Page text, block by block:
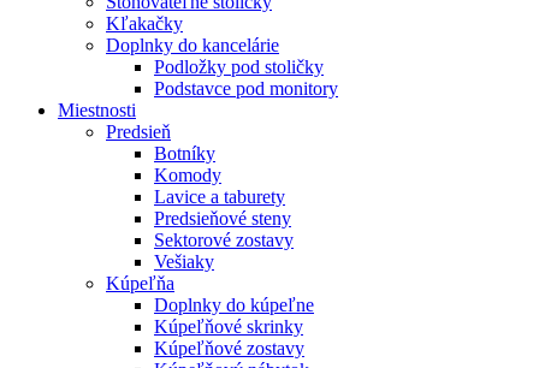
Kľakačky
Doplnky do kancelárie
Podložky pod stoličky
Podstavce pod monitory
Miestnosti
Predsieň
Botníky
Komody
Lavice a taburety
Predsieňové steny
Sektorové zostavy
Vešiaky
Kúpeľňa
Doplnky do kúpeľne
Kúpeľňové skrinky
Kúpeľňové zostavy